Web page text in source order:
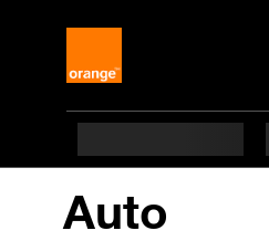
Auto